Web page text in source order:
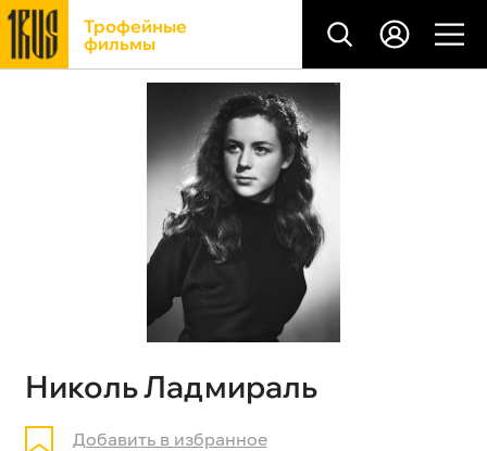
Трофейные
фильмы
Николь Ладмираль
Добавить в избранное